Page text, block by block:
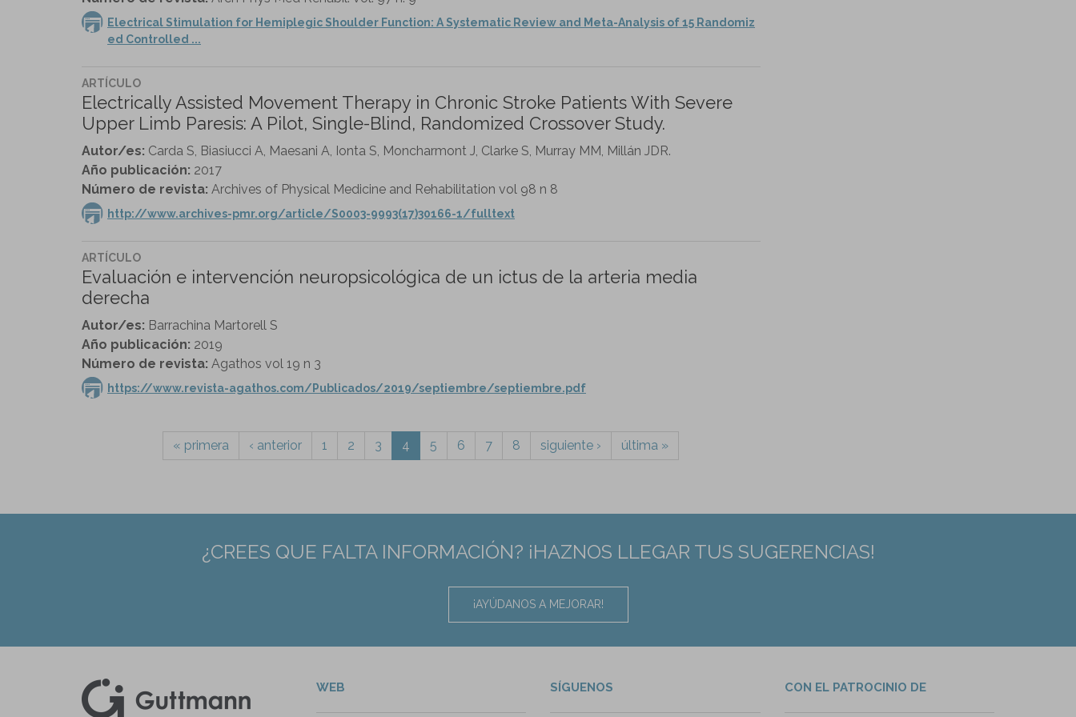
Electrical Stimulation for Hemiplegic Shoulder Function: A Systematic Review and Meta-Analysis of 15 Randomiz
ed Controlled ...
ARTÍCULO
Electrically Assisted Movement Therapy in Chronic Stroke Patients With Severe
Upper Limb Paresis: A Pilot, Single-Blind, Randomized Crossover Study.
Autor/es: Carda S, Biasiucci A, Maesani A, Ionta S, Moncharmont J, Clarke S, Murray MM, Millán JDR.
Año publicación: 2017
Número de revista: Archives of Physical Medicine and Rehabilitation vol 98 n 8
http://www.archives-pmr.org/article/S0003-9993(17)30166-1/fulltext
ARTÍCULO
Evaluación e intervención neuropsicológica de un ictus de la arteria media
derecha
Autor/es: Barrachina Martorell S
Año publicación: 2019
Número de revista: Agathos vol 19 n 3
https://www.revista-agathos.com/Publicados/2019/septiembre/septiembre.pdf
« primera ‹ anterior 1 2 3 4 5 6 7 8 siguiente › última »
¿CREES QUE FALTA INFORMACIÓN? ¡HAZNOS LLEGAR TUS SUGERENCIAS!
¡AYÚDANOS A MEJORAR!
WEB SÍGUENOS CON EL PATROCINIO DE